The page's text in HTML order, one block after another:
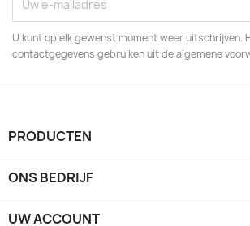
U kunt op elk gewenst moment weer uitschrijven.
contactgegevens gebruiken uit de algemene
PRODUCTEN
ONS BEDRIJF
UW ACCOUNT